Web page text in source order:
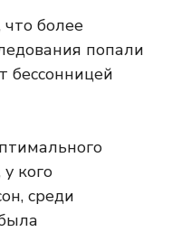
более
попали
бессонницей
кого
среди